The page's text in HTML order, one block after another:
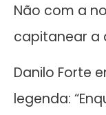
Não com a
capitanear a
Danilo Forte
legenda: